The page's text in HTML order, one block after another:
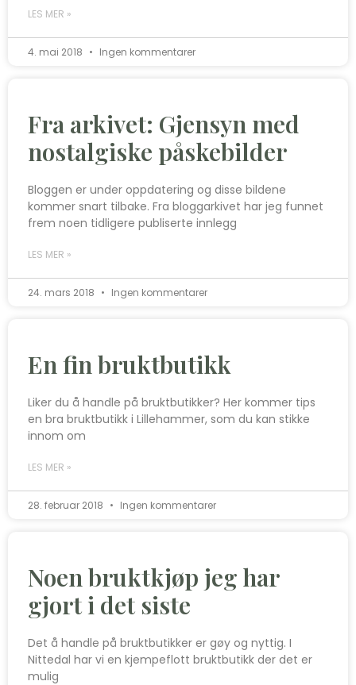
LES MER »
4. mai 2018 Ingen kommentarer
Fra arkivet: Gjensyn med
nostalgiske påskebilder
Bloggen er under oppdatering og disse bildene
kommer snart tilbake. Fra bloggarkivet har jeg funnet
frem noen tidligere publiserte innlegg
LES MER »
24. mars 2018 Ingen kommentarer
En fin bruktbutikk
Liker du å handle på bruktbutikker? Her kommer tips
en bra bruktbutikk i Lillehammer, som du kan stikke
innom om
LES MER »
28. februar 2018 Ingen kommentarer
Noen bruktkjøp jeg har
gjort i det siste
Det å handle på bruktbutikker er gøy og nyttig. I
Nittedal har vi en kjempeflott bruktbutikk der det er
mulig